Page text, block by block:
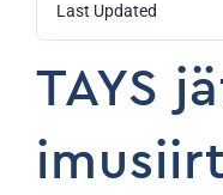
Last Updated
TAYS